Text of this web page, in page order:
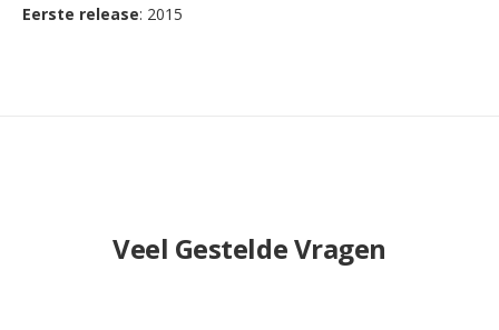
Eerste release: 2015
Veel Gestelde Vragen